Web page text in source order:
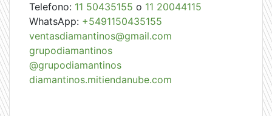
Telefono: 11 50435155 o 11 20044115
WhatsApp: +5491150435155
ventasdiamantinos@gmail.com
grupodiamantinos
@grupodiamantinos
diamantinos.mitiendanube.com